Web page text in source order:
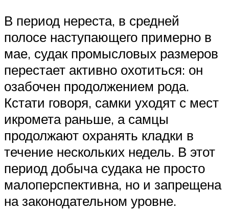
В период нереста, в средней
полосе наступающего примерно в
мае, судак промысловых размеров
перестает активно охотиться: он
озабочен продолжением рода.
Кстати говоря, самки уходят с мест
икромета раньше, а самцы
продолжают охранять кладки в
течение нескольких недель. В этот
период добыча судака не просто
малоперспективна, но и запрещена
на законодательном уровне.